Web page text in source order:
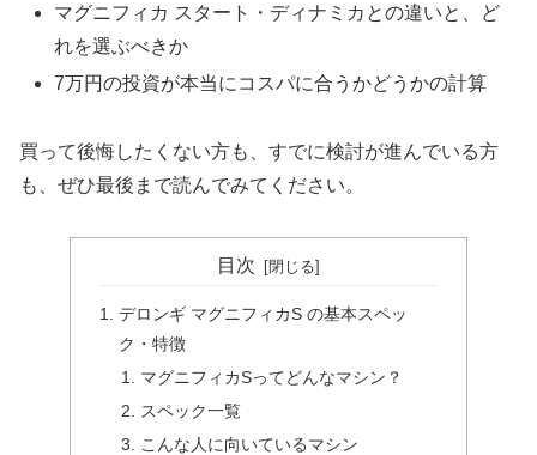
マグニフィカ スタート・ディナミカとの違いと、ど
れを選ぶべきか
7万円の投資が本当にコスパに合うかどうかの計算
買って後悔したくない方も、すでに検討が進んでいる方
も、ぜひ最後まで読んでみてください。
目次
デロンギ マグニフィカS の基本スペッ
ク・特徴
マグニフィカSってどんなマシン？
スペック一覧
こんな人に向いているマシン